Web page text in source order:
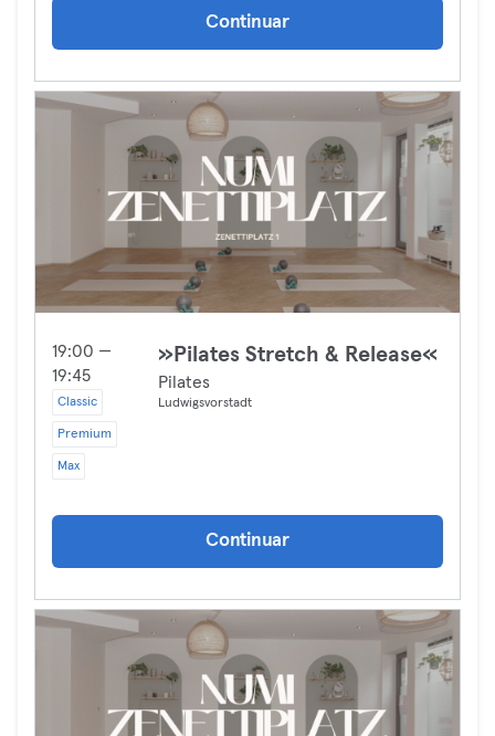
Continuar
19:00 —
19:45
Classic
Premium
Max
»Pilates Stretch & Release«
Pilates
Ludwigsvorstadt
Continuar